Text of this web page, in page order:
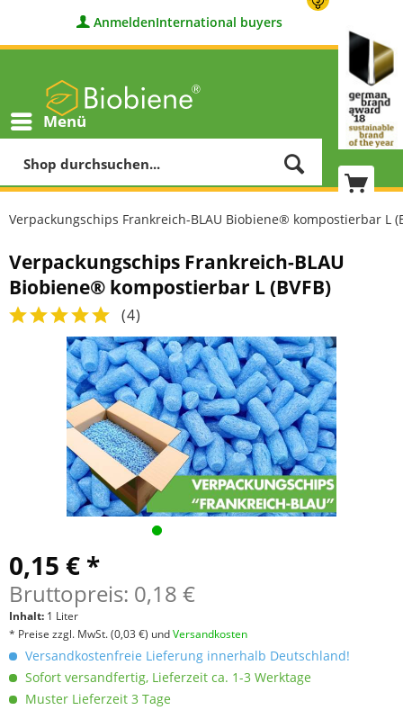
AnmeldenInternational buyers
Menü
Verpackungschips Frankreich-BLAU Biobiene® kompostierbar L
Verpackungschips Frankreich-BLAU
Biobiene® kompostierbar L (BVFB)
(4)
0,15 € *
Bruttopreis: 0,18 €
Inhalt: 1 Liter
* Preise zzgl. MwSt.(0,03 €) undVersandkosten
Versandkostenfreie Lieferung innerhalb Deutschland!
Sofort versandfertig, Lieferzeit ca. 1-3 Werktage
Muster Lieferzeit 3 Tage